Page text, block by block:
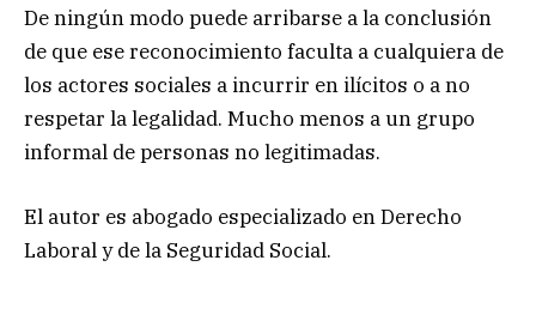
De ningún modo puede arribarse a la conclusión
de que ese reconocimiento faculta a cualquiera de
los actores sociales a incurrir en ilícitos o a no
respetar la legalidad. Mucho menos a un grupo
informal de personas no legitimadas.
El autor es abogado especializado en Derecho
Laboral y de la Seguridad Social.